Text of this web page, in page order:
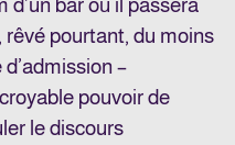
rêvé pourtant, du moins
–
pouvoir de
le discours